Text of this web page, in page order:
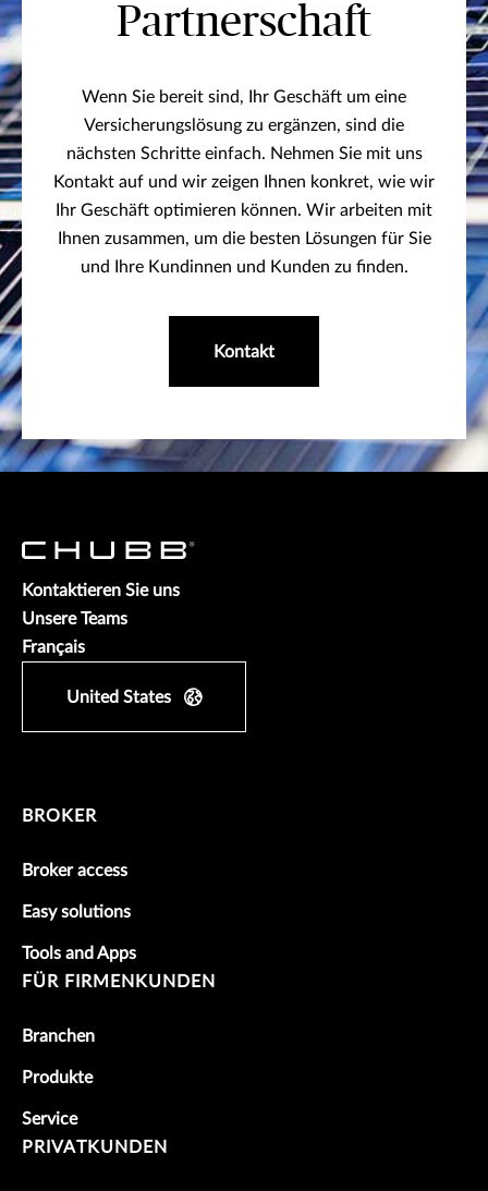
Partnerschaft
Wenn Sie bereit sind, Ihr Geschäft um eine
Versicherungslösung zu ergänzen, sind die
nächsten Schritte einfach. Nehmen Sie mit uns
Kontakt auf und wir zeigen Ihnen konkret, wie wir
Ihr Geschäft optimieren können. Wir arbeiten mit
Ihnen zusammen, um die besten Lösungen für Sie
und Ihre Kundinnen und Kunden zu finden.
Kontakt
Kontaktieren Sie uns
Unsere Teams
Français
United States
BROKER
Broker access
Easy solutions
Tools and Apps
FÜR FIRMENKUNDEN
Branchen
Produkte
Service
PRIVATKUNDEN